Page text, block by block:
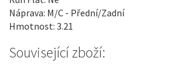
Náprava: M/C - Přední/Zadní
Hmotnost: 3.21
Související zboží: